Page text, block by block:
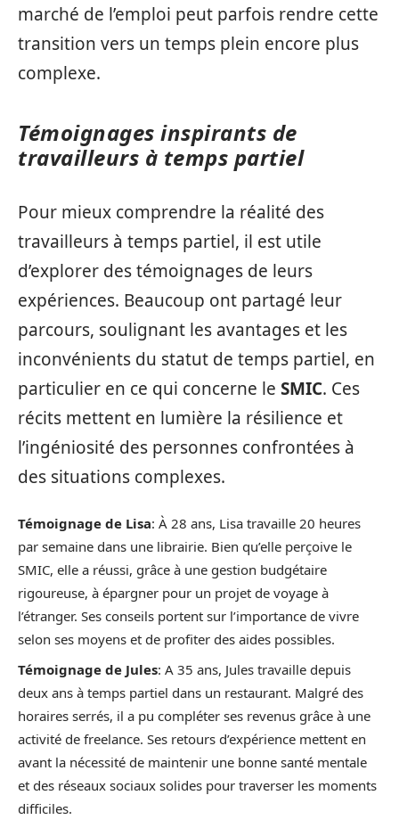
marché de l’emploi peut parfois rendre cette
transition vers un temps plein encore plus
complexe.
Témoignages inspirants de
travailleurs à temps partiel
Pour mieux comprendre la réalité des
travailleurs à temps partiel, il est utile
d’explorer des témoignages de leurs
expériences. Beaucoup ont partagé leur
parcours, soulignant les avantages et les
inconvénients du statut de temps partiel, en
particulier en ce qui concerne le SMIC. Ces
récits mettent en lumière la résilience et
l’ingéniosité des personnes confrontées à
des situations complexes.
Témoignage de Lisa: À 28 ans, Lisa travaille 20 heures
par semaine dans une librairie. Bien qu’elle perçoive le
SMIC, elle a réussi, grâce à une gestion budgétaire
rigoureuse, à épargner pour un projet de voyage à
l’étranger. Ses conseils portent sur l’importance de vivre
selon ses moyens et de profiter des aides possibles.
Témoignage de Jules: A 35 ans, Jules travaille depuis
deux ans à temps partiel dans un restaurant. Malgré des
horaires serrés, il a pu compléter ses revenus grâce à une
activité de freelance. Ses retours d’expérience mettent en
avant la nécessité de maintenir une bonne santé mentale
et des réseaux sociaux solides pour traverser les moments
difficiles.